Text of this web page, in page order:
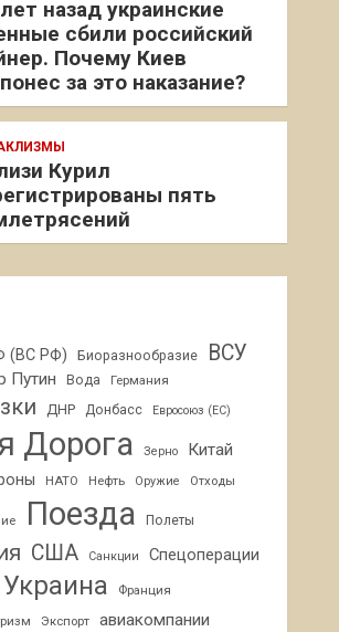
назад украинские
сбили российский
Почему Киев
за это наказание?
Курил
пять
(ВС РФ) Биоразнообразие ВСУ
Путин Вода Германия
ДНР Донбасс Евросоюз (ЕС)
Дорога Зерно Китай
НАТО Нефть Оружие Отходы
Поезда Полеты
США Санкции Спецоперации
Украина Франция
Экспорт авиакомпании